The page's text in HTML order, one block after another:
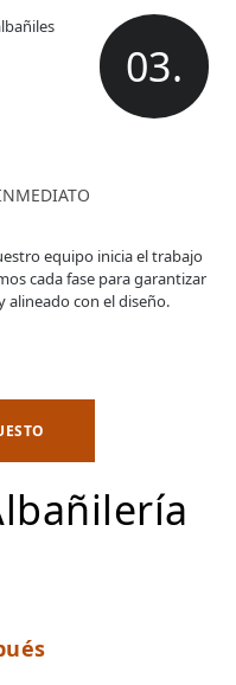
03.
equipo inicia el trabajo
cada fase para garantizar
con el diseño.